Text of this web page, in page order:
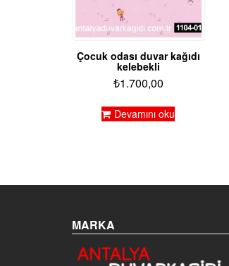
Çocuk odası duvar kağıdı
kelebekli
₺1.700,00
Devamını oku
MARKA